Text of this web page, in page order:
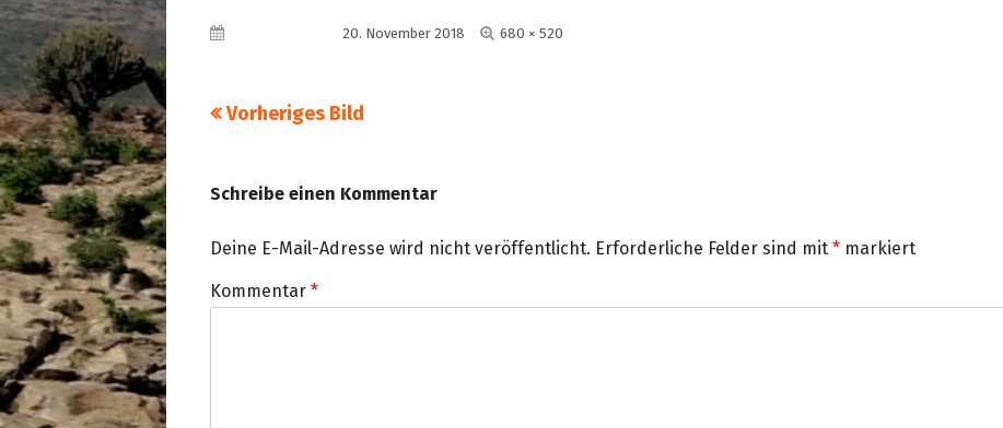
Veröffentlicht am20. November 2018
Volle
680 × 520
Vorheriges Bild
Schreibe einen Kommentar
Deine E-Mail-Adresse wird nicht veröffentlicht. Erforderliche Felder sind mit * markiert
Kommentar *